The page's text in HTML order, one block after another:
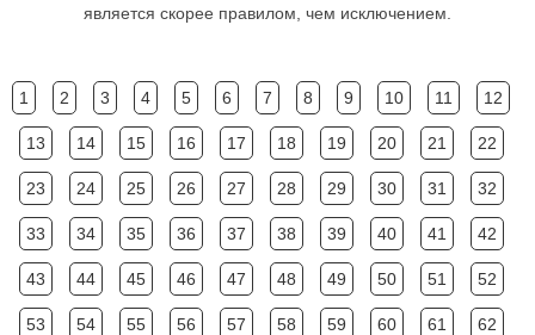
является скорее правилом, чем исключением.
1 2 3 4 5 6 7 8 9 10 11 12
13 14 15 16 17 18 19 20 21 22
23 24 25 26 27 28 29 30 31 32
33 34 35 36 37 38 39 40 41 42
43 44 45 46 47 48 49 50 51 52
53 54 55 56 57 58 59 60 61 62